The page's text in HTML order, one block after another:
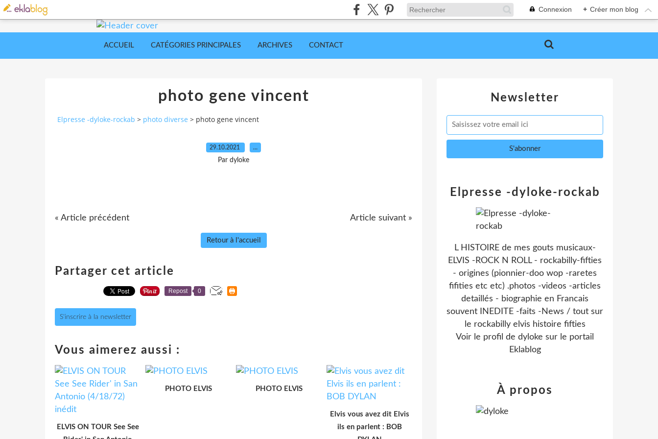
Connexion + Créer mon blog
ACCUEIL CATÉGORIES PRINCIPALES ARCHIVES CONTACT
photo gene vincent
Elpresse -dyloke-rockab > photo diverse > photo gene vincent
29.10.2021 …
Par dyloke
« Article précédent Article suivant »
Retour à l'accueil
Partager cet article
Repost 0
S'inscrire à la newsletter
Vous aimerez aussi :
ELVIS ON TOUR See See
PHOTO ELVIS PHOTO ELVIS
Elvis vous avez dit Elvis
ils en parlent : BOB
Newsletter
Elpresse -dyloke-rockab
L HISTOIRE de mes gouts musicaux-
ELVIS -ROCK N ROLL - rockabilly-fifties
- origines (pionnier-doo wop -raretes
fifities etc etc) .photos -videos -articles
detaillés - biographie en Francais
souvent INEDITE -faits -News / tout sur
le rockabilly elvis histoire fifties
Voir le profil de dyloke sur le portail
Eklablog
À propos